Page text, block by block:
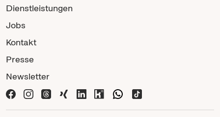
Dienstleistungen
Jobs
Kontakt
Presse
Newsletter